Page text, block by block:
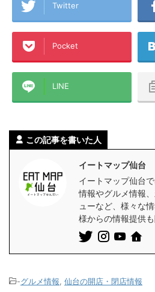
Twitter
Pocket
LINE
この記事を書いた人
イートマップ仙台
イートマップ仙台
情報やグルメ情報
ューなど、様々な
様からの情報提供
-グルメ情報, 仙台の開店・閉店情報